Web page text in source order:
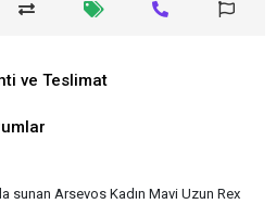
ve Teslimat
sunan Arsevos Kadın Mavi Uzun Rex